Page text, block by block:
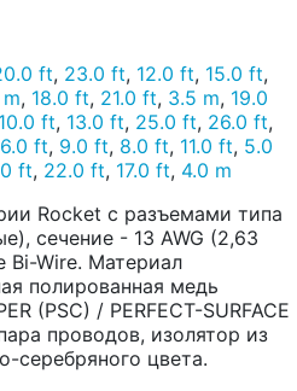
ft, 23.0 ft, 12.0 ft, 15.0 ft,
, 18.0 ft, 21.0 ft, 3.5 m, 19.0
10.0 ft, 13.0 ft, 25.0 ft, 26.0 ft,
6.0 ft, 9.0 ft, 8.0 ft, 11.0 ft, 5.0
ft, 22.0 ft, 17.0 ft, 4.0 m
Rocket с разъемами типа
сечение - 13 AWG (2,63
Bi-Wire. Материал
полированная медь
(PSC) / PERFECT-SURFACE
проводов, изолятор из
серебряного цвета.